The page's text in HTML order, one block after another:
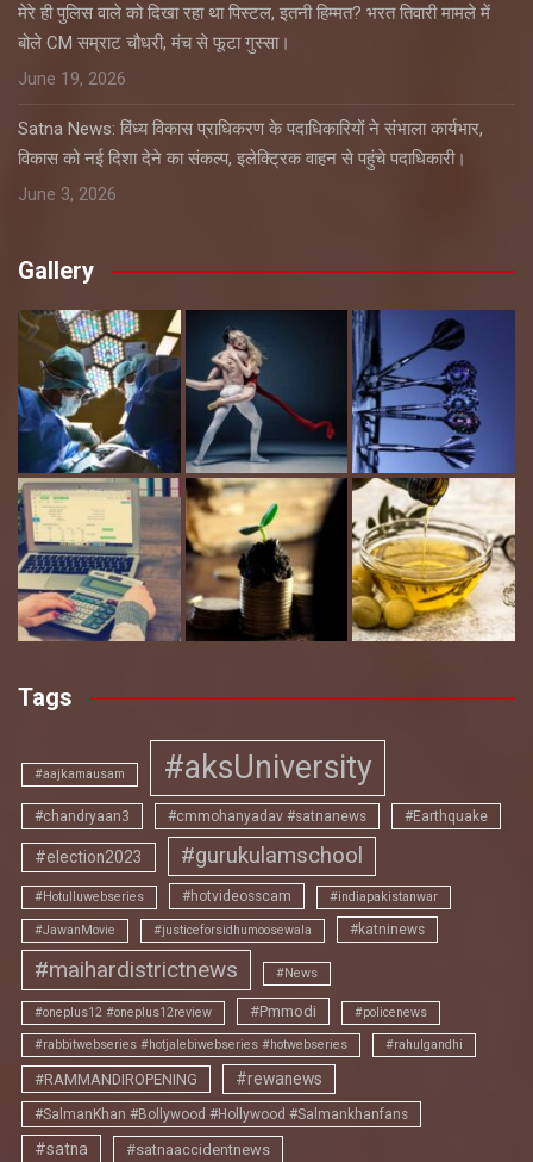
मेरे ही पुलिस वाले को दिखा रहा था पिस्टल, इतनी हिम्मत? भरत तिवारी मामले में
बोले CM सम्राट चौधरी, मंच से फूटा गुस्सा।
June 19, 2026
Satna News: विंध्य विकास प्राधिकरण के पदाधिकारियों ने संभाला कार्यभार,
विकास को नई दिशा देने का संकल्प, इलेक्ट्रिक वाहन से पहुंचे पदाधिकारी।
June 3, 2026
Gallery
Tags
#aajkamausam #aksUniversity
#chandryaan3 #cmmohanyadav #satnanews #Earthquake
#election2023 #gurukulamschool
#Hotulluwebseries #hotvideosscam #indiapakistanwar
#JawanMovie #justiceforsidhumoosewala #katninews
#maihardistrictnews #News
#oneplus12 #oneplus12review #Pmmodi #policenews
#rabbitwebseries #hotjalebiwebseries #hotwebseries #rahulgandhi
#RAMMANDIROPENING #rewanews
#SalmanKhan #Bollywood #Hollywood #Salmankhanfans
#satna #satnaaccidentnews